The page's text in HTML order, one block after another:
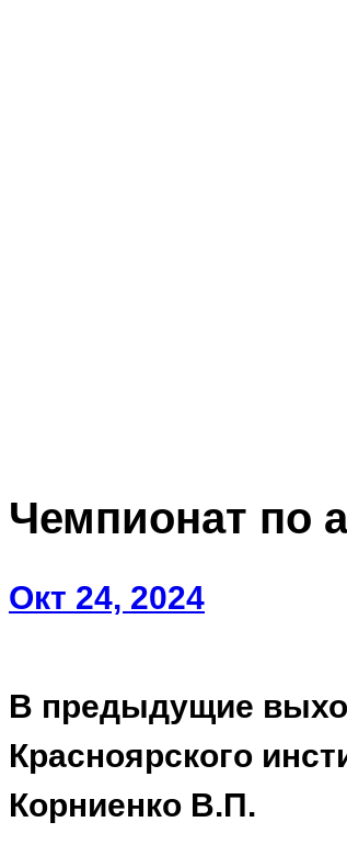
Чемпионат по
Окт 24, 2024
В предыдущие
Красноярского
Корниенко В.П.